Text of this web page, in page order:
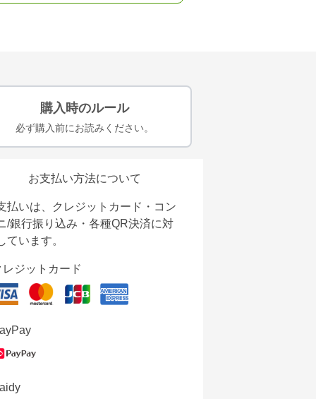
購入時のルール
必ず購入前にお読みください。
お支払い方法について
払いは、クレジットカード・コン
/銀行振り込み・各種QR決済に対
ています。
レジットカード